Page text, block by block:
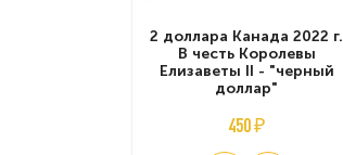
2 доллара Канада 2022 г.
В честь Королевы
Елизаветы II - "черный
доллар"
450 ₽